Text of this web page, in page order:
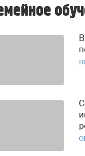
В семейных классах «Наследники» детей учат ставить
Семейные классы «Наследие Поколений» - это